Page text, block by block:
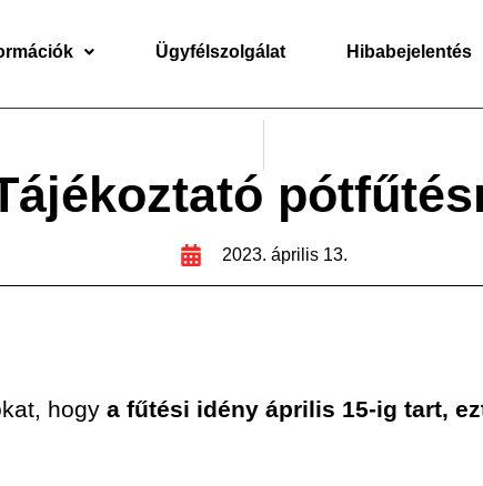
Ügyfélszolgálat Hibabejelentés
2023. április 13.
hogy a fűtési idény április 15-ig tart,